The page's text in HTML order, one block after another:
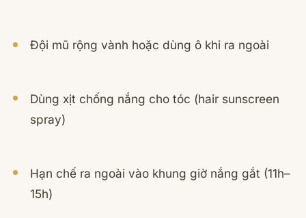
Đội mũ rộng vành hoặc dùng ô khi ra ngoài
Dùng xịt chống nắng cho tóc (hair sunscreen
spray)
Hạn chế ra ngoài vào khung giờ nắng gắt (11h–
15h)